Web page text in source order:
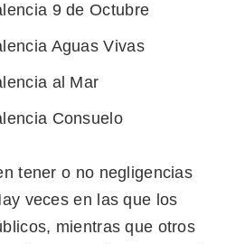
9 de Octubre
Aguas Vivas
al Mar
Consuelo
tener o no negligencias
veces en las que los
mientras que otros